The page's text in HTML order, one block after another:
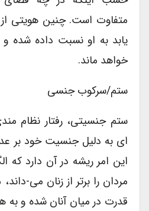
متفاوت است. چنین هویتی از
یابد به او نسبت داده شده و تا
خواهد ماند.
ستم/سرکوب جنسی
ستم جنسیتی، رفتار نظام
ای به دلیل جنسیت خود بر عده
این امر ریشه در آن دارد که
مردان را برتر از زنان می-داند،
قدرت در میان آنان شده و به